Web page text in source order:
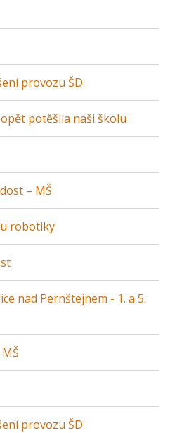
provozu ŠD
potěšila naši školu
– MŠ
robotiky
nad Pernštejnem - 1. a 5.
provozu ŠD